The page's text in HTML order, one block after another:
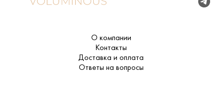
О компании
Контакты
Доставка и оплата
Ответы на вопросы